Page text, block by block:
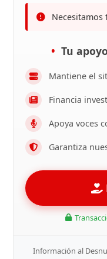
Tu
Mantiene el
Financia
Apoya voces
Garantiza
Información al